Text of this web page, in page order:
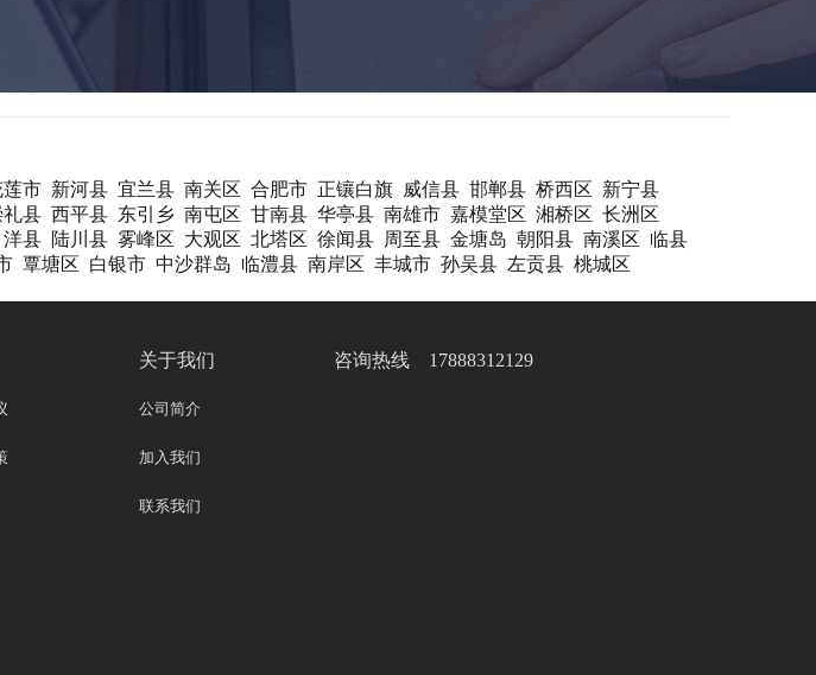
莲市 新河县 宜兰县 南关区 合肥市 正镶白旗 威信县 邯郸县 桥西区 新宁县
礼县 西平县 东引乡 南屯区 甘南县 华亭县 南雄市 嘉模堂区 湘桥区 长洲区
洋县 陆川县 雾峰区 大观区 北塔区 徐闻县 周至县 金塘岛 朝阳县 南溪区 临县
覃塘区 白银市 中沙群岛 临澧县 南岸区 丰城市 孙吴县 左贡县 桃城区
关于我们
公司简介
加入我们
联系我们
咨询热线 17888312129